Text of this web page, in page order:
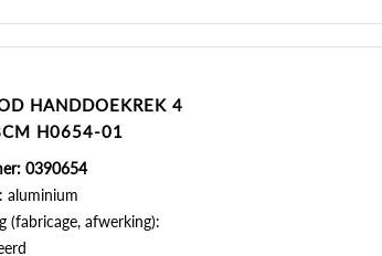
HANDDOEKREK 4
H0654-01
0390654
aluminium
(fabricage, afwerking):